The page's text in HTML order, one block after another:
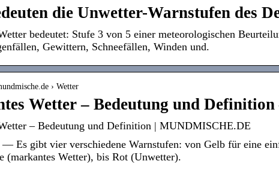
die Unwetter-Warnstufen des
bedeutet: Stufe 3 von 5 einer meteorologischen
Gewittern, Schneefällen, Winden und.
› Wetter
Wetter – Bedeutung und Definition
– Bedeutung und Definition | MUNDMISCHE.DE
Es gibt vier verschiedene Warnstufen: von Gelb für eine
(markantes Wetter), bis Rot (Unwetter).